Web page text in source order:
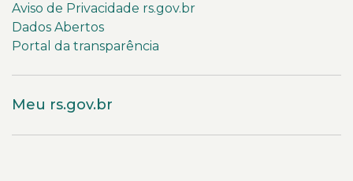
Aviso de Privacidade rs.gov.br
Dados Abertos
Portal da transparência
Meu rs.gov.br